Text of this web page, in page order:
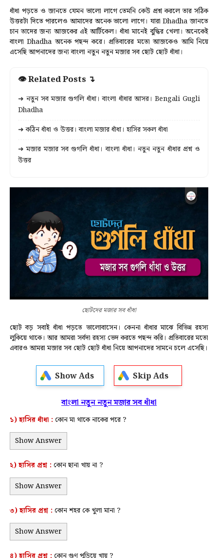
ধাঁধা পড়তে ও জানতে যেমন ভালো লাগে তেমনি কেউ প্রশ্ন করলে তার সঠিক
উত্তরটা দিতে পারলেও আমাদের অনেক ভালো লাগে। যারা Dhadha জানতে
চান তাদের জন্য আজকের এই আর্টিকেল। ধাঁধা মানেই বুদ্ধির খেলা। অনেকেই
বাংলা Dhadha অনেক পছন্দ করে। প্রতিবারের মতো আজকেও আমি নিয়ে
এসেছি আপনাদের জন্য বাংলা নতুন নতুন মজার সব ছোট ছোট ধাঁধা।
👁 Related Posts ↴
➜ নতুন সব মজার গুগলি ধাঁধা। বাংলা ধাঁধার আসর। Bengali Gugli
Dhadha
➜ কঠিন ধাঁধা ও উত্তর। বাংলা মজার ধাঁধা। হাসির সকল ধাঁধা
➜ মজার মজার সব গুগলি ধাঁধা। বাংলা ধাঁধা। নতুন নতুন ধাঁধার প্রশ্ন ও
উত্তর
ছোটদের মজার সব ধাঁধা
ছোট বড় সবাই ধাঁধা পড়তে ভালোবাসেন। কেননা ধাঁধার মাঝে বিভিন্ন রহস্য
লুকিয়ে থাকে। আর আমরা সর্বদা রহস্য ভেদ করতে পছন্দ করি। প্রতিবারের মতো
এবারও আমরা মজার সব ছোট ছোট ধাঁধা নিয়ে আপনাদের সামনে চলে এসেছি।
Show Ads Skip Ads
বাংলা নতুন নতুন মজার সব ধাঁধা
১)হাসির ধাঁধা : কোন মা থাকে নাকের পরে ?
Show Answer
২)হাসির প্রশ্ন : কোন ছানা খায় না ?
Show Answer
৩)হাসির প্রশ্ন : কোন শহর কে খুলা মানা ?
Show Answer
৪)হাসির প্রশ্ন : কোন গুণ পুড়িয়ে খায় ?